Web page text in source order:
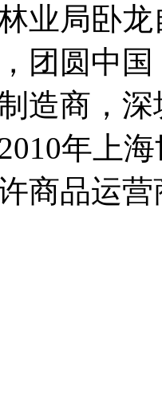
业局卧
团圆中
造商，
年上
商品运营